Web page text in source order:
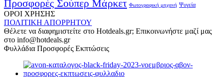
Προσφορές Σούπερ Μάρκετ Φωτογραφική μηχανή Ψυγεία
ΟΡΟΙ ΧΡΗΣΗΣ
ΠΟΛΙΤΙΚΗ ΑΠΟΡΡΗΤΟΥ
Θέλετε να διαφημιστείτε στο Hotdeals.gr; Επικοινωνήστε μαζί μας
στο info@hotdeals.gr
Φυλλάδια Προσφορές Εκπτώσεις